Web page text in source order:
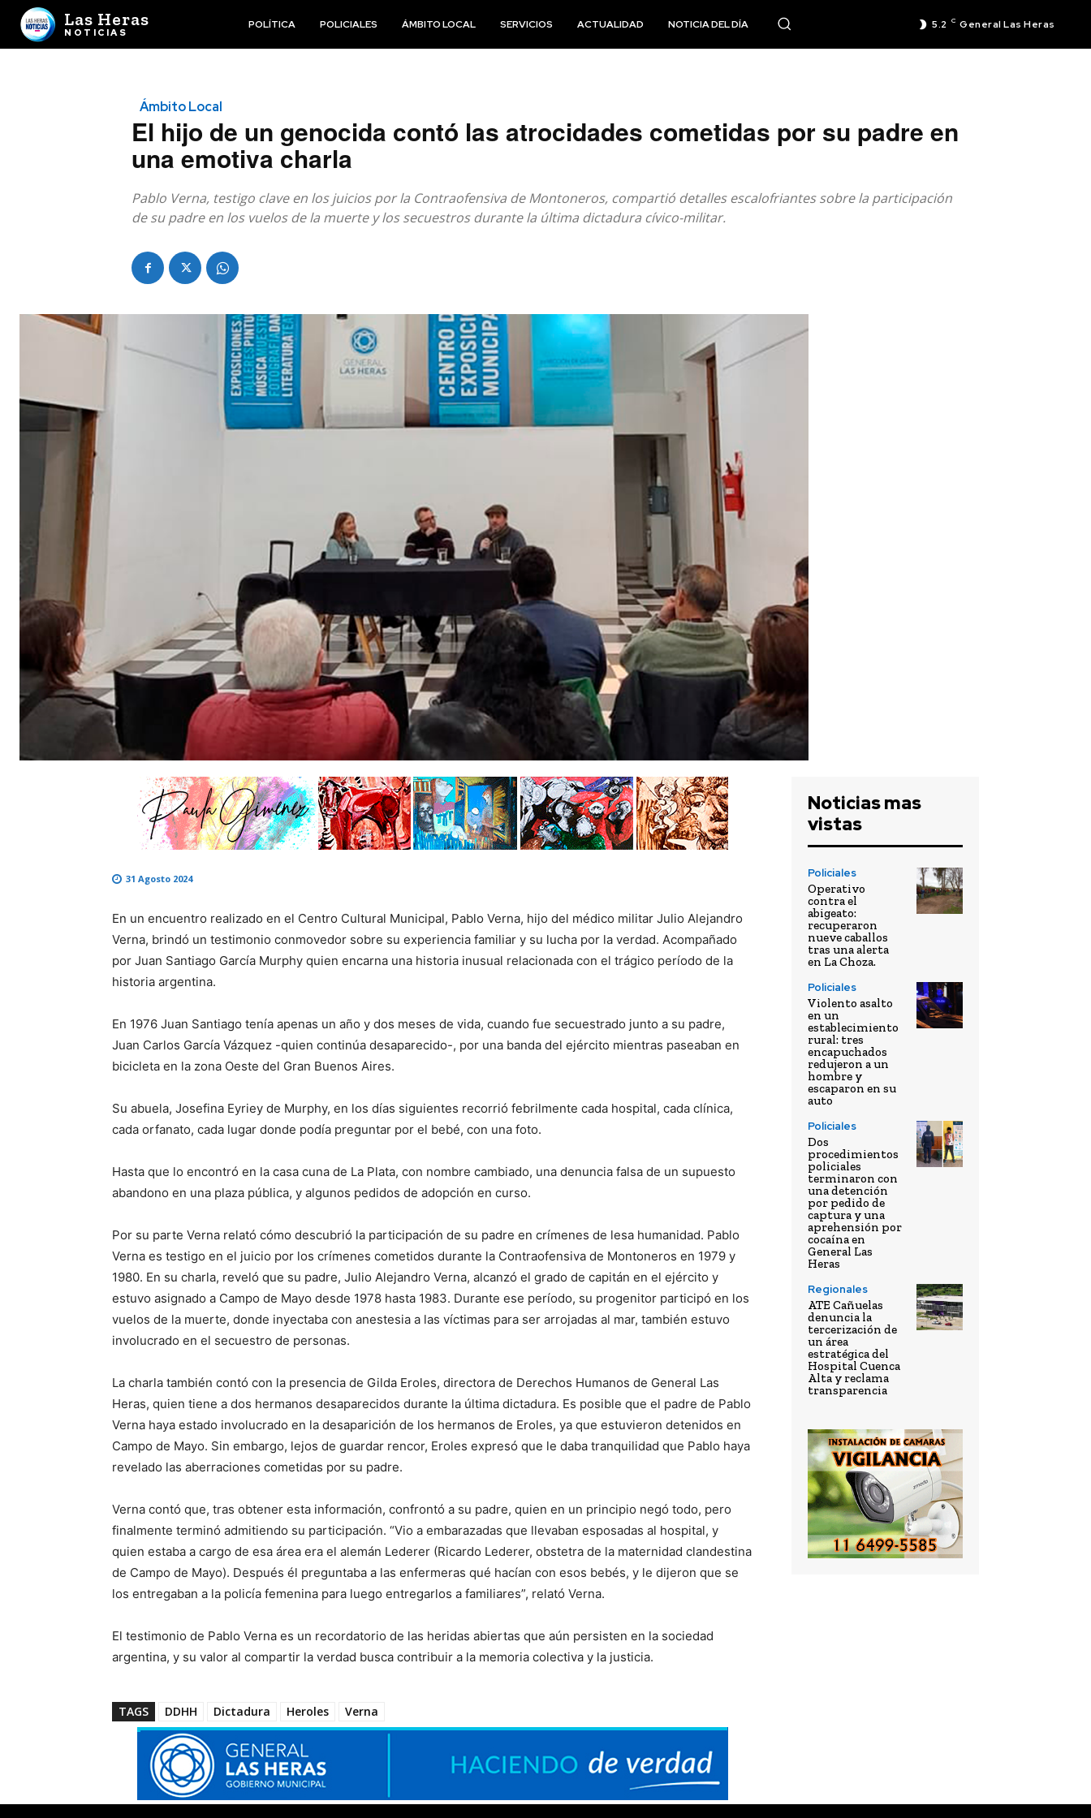
Las Heras
NOTICIAS
POLÍTICA POLICIALES ÁMBITO LOCAL SERVICIOS ACTUALIDAD NOTICIA DEL DÍA 5.2 C General Las Heras
Ámbito Local
El hijo de un genocida contó las atrocidades cometidas por su padre en
una emotiva charla
Pablo Verna, testigo clave en los juicios por la Contraofensiva de Montoneros, compartió detalles escalofriantes sobre la participación
de su padre en los vuelos de la muerte y los secuestros durante la última dictadura cívico-militar.
31 Agosto 2024
En un encuentro realizado en el Centro Cultural Municipal, Pablo Verna, hijo del médico militar Julio Alejandro
Verna, brindó un testimonio conmovedor sobre su experiencia familiar y su lucha por la verdad. Acompañado
por Juan Santiago García Murphy quien encarna una historia inusual relacionada con el trágico período de la
historia argentina.
En 1976 Juan Santiago tenía apenas un año y dos meses de vida, cuando fue secuestrado junto a su padre,
Juan Carlos García Vázquez -quien continúa desaparecido-, por una banda del ejército mientras paseaban en
bicicleta en la zona Oeste del Gran Buenos Aires.
Su abuela, Josefina Eyriey de Murphy, en los días siguientes recorrió febrilmente cada hospital, cada clínica,
cada orfanato, cada lugar donde podía preguntar por el bebé, con una foto.
Hasta que lo encontró en la casa cuna de La Plata, con nombre cambiado, una denuncia falsa de un supuesto
abandono en una plaza pública, y algunos pedidos de adopción en curso.
Por su parte Verna relató cómo descubrió la participación de su padre en crímenes de lesa humanidad. Pablo
Verna es testigo en el juicio por los crímenes cometidos durante la Contraofensiva de Montoneros en 1979 y
1980. En su charla, reveló que su padre, Julio Alejandro Verna, alcanzó el grado de capitán en el ejército y
estuvo asignado a Campo de Mayo desde 1978 hasta 1983. Durante ese período, su progenitor participó en los
vuelos de la muerte, donde inyectaba con anestesia a las víctimas para ser arrojadas al mar, también estuvo
involucrado en el secuestro de personas.
La charla también contó con la presencia de Gilda Eroles, directora de Derechos Humanos de General Las
Heras, quien tiene a dos hermanos desaparecidos durante la última dictadura. Es posible que el padre de Pablo
Verna haya estado involucrado en la desaparición de los hermanos de Eroles, ya que estuvieron detenidos en
Campo de Mayo. Sin embargo, lejos de guardar rencor, Eroles expresó que le daba tranquilidad que Pablo haya
revelado las aberraciones cometidas por su padre.
Verna contó que, tras obtener esta información, confrontó a su padre, quien en un principio negó todo, pero
finalmente terminó admitiendo su participación. “Vio a embarazadas que llevaban esposadas al hospital, y
quien estaba a cargo de esa área era el alemán Lederer (Ricardo Lederer, obstetra de la maternidad clandestina
de Campo de Mayo). Después él preguntaba a las enfermeras qué hacían con esos bebés, y le dijeron que se
los entregaban a la policía femenina para luego entregarlos a familiares”, relató Verna.
El testimonio de Pablo Verna es un recordatorio de las heridas abiertas que aún persisten en la sociedad
argentina, y su valor al compartir la verdad busca contribuir a la memoria colectiva y la justicia.
TAGS DDHH Dictadura Heroles Verna
Noticias mas
vistas
Policiales
Operativo
contra el
abigeato:
recuperaron
nueve caballos
tras una alerta
en La Choza.
Policiales
Violento asalto
en un
establecimiento
rural: tres
encapuchados
redujeron a un
hombre y
escaparon en su
auto
Policiales
Dos
procedimientos
policiales
terminaron con
una detención
por pedido de
captura y una
aprehensión por
cocaína en
General Las
Heras
Regionales
ATE Cañuelas
denuncia la
tercerización de
un área
estratégica del
Hospital Cuenca
Alta y reclama
transparencia